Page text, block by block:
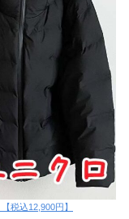
税込12,900円】